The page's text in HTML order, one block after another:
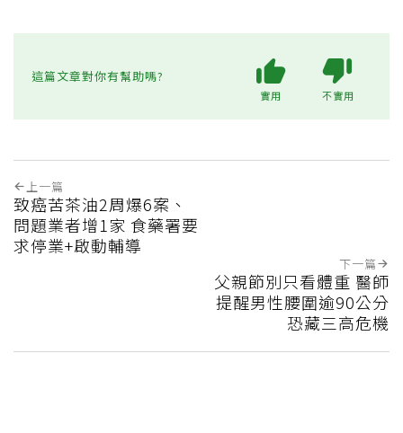
這篇文章對你有幫助嗎?
實用 不實用
上一篇
致癌苦茶油2周爆6案、
問題業者增1家 食藥署要
求停業+啟動輔導
下一篇
父親節別只看體重 醫師
提醒男性腰圍逾90公分
恐藏三高危機